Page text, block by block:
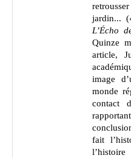
jardin... (
L’Écho
Quinze
article,
image
monde
contact
fait